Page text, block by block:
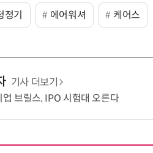
정기 에어워셔 케어스
기사 더보기
브릴스, IPO 시험대 오른다